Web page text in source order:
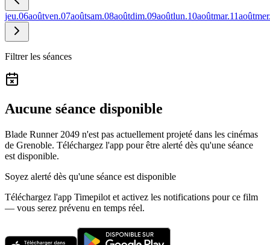
jeu.06aoûtven.07aoûtsam.08aoûtdim.09aoûtlun.10aoûtmar.11août
Filtrer les séances
Aucune séance disponible
Blade Runner 2049 n'est pas actuellement projeté dans les cinémas
de Grenoble. Téléchargez l'app pour être alerté dès qu'une séance
est disponible.
Soyez alerté dès qu'une séance est disponible
Téléchargez l'app Timepilot et activez les notifications pour ce film
— vous serez prévenu en temps réel.